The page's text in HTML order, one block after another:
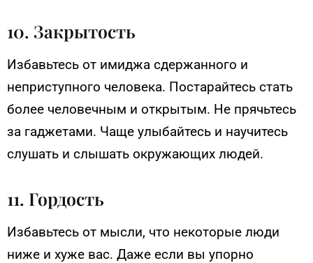
10. Закрытость
Избавьтесь от имиджа сдержанного и
неприступного человека. Постарайтесь стать
более человечным и открытым. Не прячьтесь
за гаджетами. Чаще улыбайтесь и научитесь
слушать и слышать окружающих людей.
11. Гордость
Избавьтесь от мысли, что некоторые люди
ниже и хуже вас. Даже если вы упорно